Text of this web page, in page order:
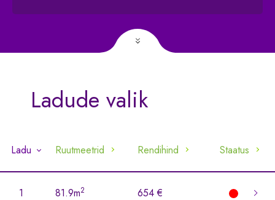
Ladude valik
Ladu Ruutmeetrid Rendihind Staatus
1 81.9m2 654 €